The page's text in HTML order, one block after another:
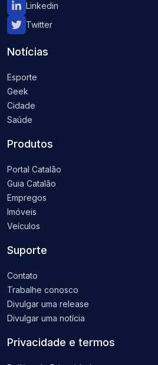
Linkedin
Twitter
Notícias
Esporte
Geek
Cidade
Saúde
Produtos
Portal Catalão
Guia Catalão
Empregos
Imóveis
Veículos
Suporte
Contato
Trabalhe conosco
Divulgar uma release
Divulgar uma notícia
Privacidade e termos